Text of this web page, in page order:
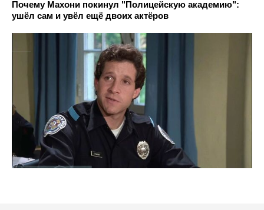
Почему Махони покинул "Полицейскую академию":
ушёл сам и увёл ещё двоих актёров